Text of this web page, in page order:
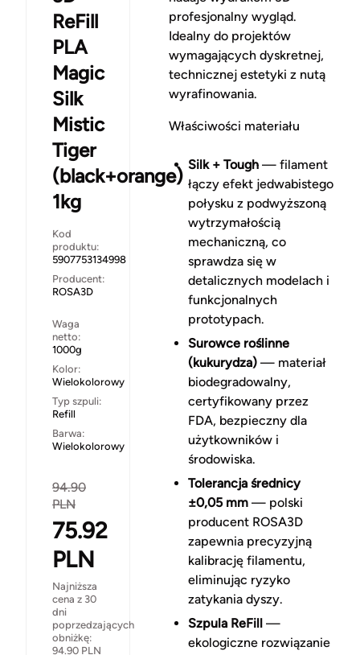
ReFill
PLA
Magic
Silk
Mistic
Tiger
(black+orange)
1kg
Kod
produktu:
5907753134998
Producent:
ROSA3D
Waga
netto:
1000g
Kolor:
Wielokolorowy
Typ szpuli:
Refill
Barwa:
Wielokolorowy
94.90
PLN
75.92
PLN
Najniższa
cena z 30
dni
poprzedzających
obniżkę:
94.90 PLN
profesjonalny wygląd.
Idealny do projektów
wymagających dyskretnej,
technicznej estetyki z nutą
wyrafinowania.
Właściwości materiału
Silk + Tough— filament
łączy efekt jedwabistego
połysku z podwyższoną
wytrzymałością
mechaniczną, co
sprawdza się w
detalicznych modelach i
funkcjonalnych
prototypach.
Surowce roślinne
(kukurydza)— materiał
biodegradowalny,
certyfikowany przez
FDA, bezpieczny dla
użytkowników i
środowiska.
Tolerancja średnicy
±0,05 mm— polski
producent ROSA3D
zapewnia precyzyjną
kalibrację filamentu,
eliminując ryzyko
zatykania dyszy.
Szpula ReFill—
ekologiczne rozwiązanie